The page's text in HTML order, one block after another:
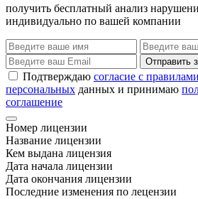
получить бесплатный анализ
индивидуально по вашей компании
Отправить
Подтверждаю согласие с
персональных данных и принимаю
соглашение
Номер лицензии
Название лицензии
Кем выдана лицензия
Дата начала лицензии
Дата окончания лицензии
Последние изменения по лецензии